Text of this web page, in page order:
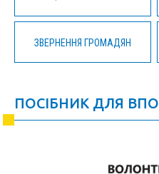
ЗВЕРНЕННЯ ГРОМАДЯН
ПОСІБНИК ДЛЯ ВПО